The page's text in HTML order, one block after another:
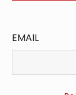
EMAIL